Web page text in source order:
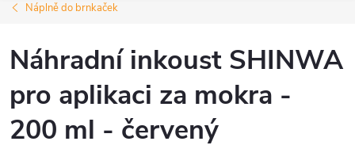
Náplně do brnkaček
Náhradní inkoust SHINWA
pro aplikaci za mokra -
200 ml - červený